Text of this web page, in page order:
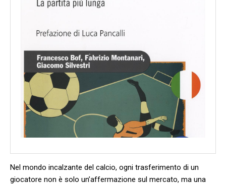
Nel mondo incalzante del calcio, ogni trasferimento di un
giocatore⁢ non è solo un’affermazione sul mercato, ma ​una